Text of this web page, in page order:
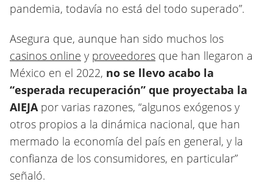
pandemia, todavía no está del todo superado”.
Asegura que, aunque han sido muchos los
casinos online y proveedores que han llegaron a
México en el 2022, no se llevo acabo la
“esperada recuperación” que proyectaba la
AIEJApor varias razones, “algunos exógenos y
otros propios a la dinámica nacional, que han
mermado la economía del país en general, y la
confianza de los consumidores, en particular”
señaló.